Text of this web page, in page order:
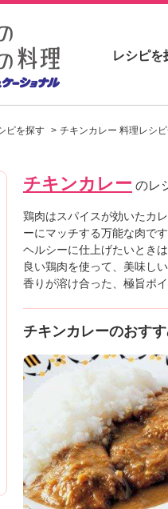
し
シ
を
見
つ
け
よ
N
K
ュ
ケ
ー
シ
ョ
ナ
レシピを
ピを探す チキンカレー 料理レシ
チキンカレー のレ
鶏肉はスパイスが効いたカ
ーにマッチする万能な肉で
ヘルシーに仕上げたいとき
良い鶏肉を使って、美味し
香りが溶け合った、極旨ポ
チキンカレーのおす